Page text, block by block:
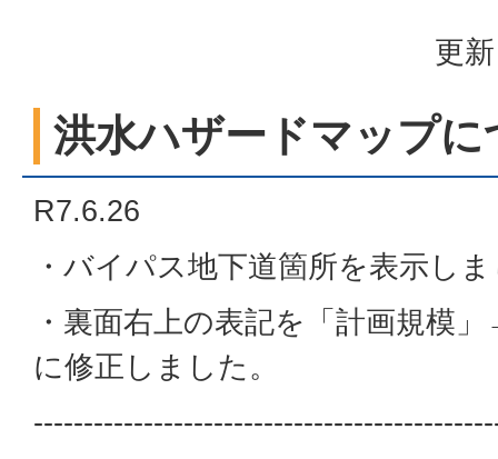
更
洪水ハザードマップに
R7.6.26
・バイパス地下道箇所を表示し
・裏面右上の表記を「計画規模
に修正しました。